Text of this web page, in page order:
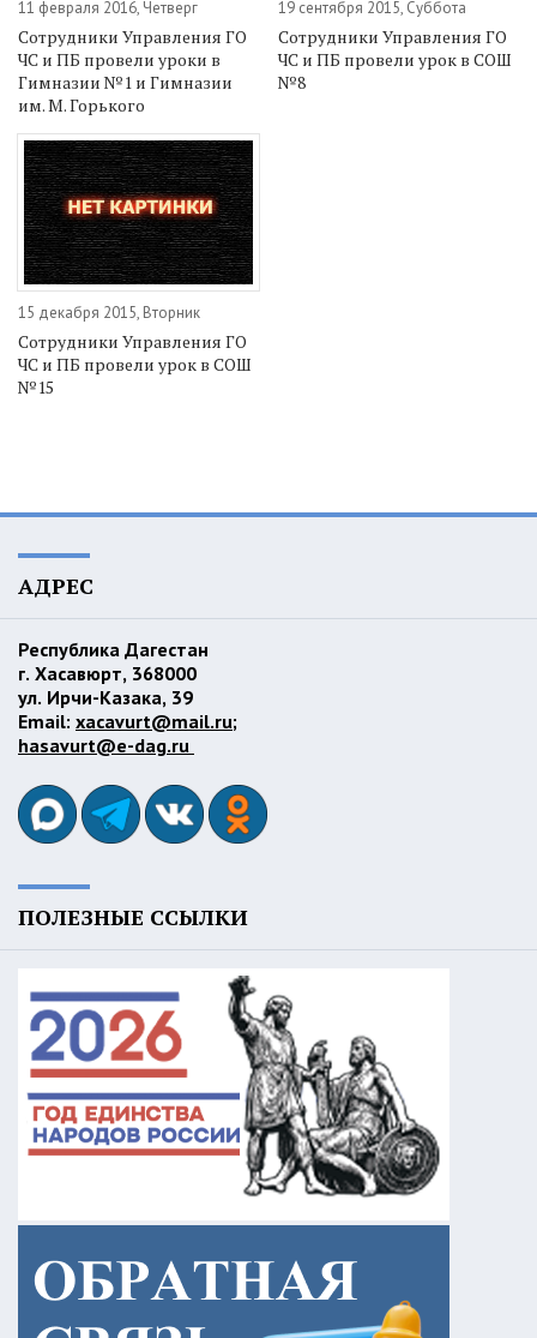
11 февраля 2016, Четверг
Сотрудники Управления ГО
ЧС и ПБ провели уроки в
Гимназии №1 и Гимназии
им. М. Горького
19 сентября 2015, Суббота
Сотрудники Управления ГО
ЧС и ПБ провели урок в СОШ
№8
15 декабря 2015, Вторник
Сотрудники Управления ГО
ЧС и ПБ провели урок в СОШ
№15
АДРЕС
Республика Дагестан
г. Хасавюрт, 368000
ул. Ирчи-Казака, 39
Email: xacavurt@mail.ru;
hasavurt@e-dag.ru
ПОЛЕЗНЫЕ ССЫЛКИ